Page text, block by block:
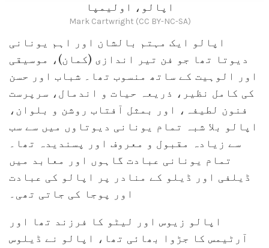
اپالو، اولیمپا
Mark Cartwright (CC BY-NC-SA)
اپالو ایک مہتم بالشان اور اہم یونانی
دیوتا تھا جو فن تیر اندازی (کمان)، موسیقی
اور الوہیت کے ساتھ منسوب تھا۔ شباب اور حسن
کی کامل نظیر، ذریعہ حیات و اندمال، سرپرست
فنون لطیفہ، اور بمثل آفتاب روشن و بلوان،
اپالو بلا شبہ تمام یونانی دیوتاوں میں سے سب
سے زیادہ مقبول و معروف اور پسندیدہ تھا۔
تمام یونانی عبادت گاہوں اور معابد میں
ڈیلفی اور ڈیلو کے منادر پر اپالو کی عبادت
اور پوجا کی جاتی تھی۔
اپالو زیوس اور لیٹو کا فرزند تھا اور
آرٹیمس کا جڑوا بھائی تھا، اپالو نے ڈیلوس